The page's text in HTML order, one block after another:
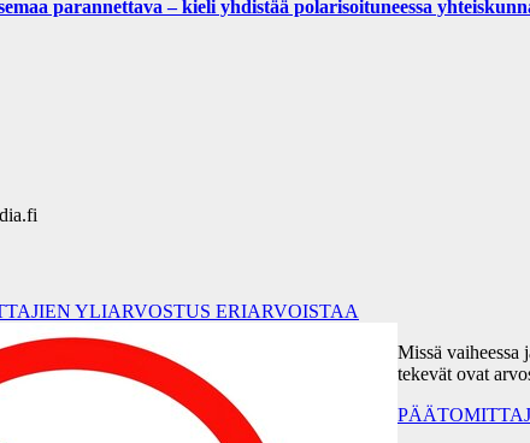
parannettava – kieli yhdistää polarisoituneessa
YLIARVOSTUS ERIARVOISTAA
Missä vaiheessa
tekevät ovat